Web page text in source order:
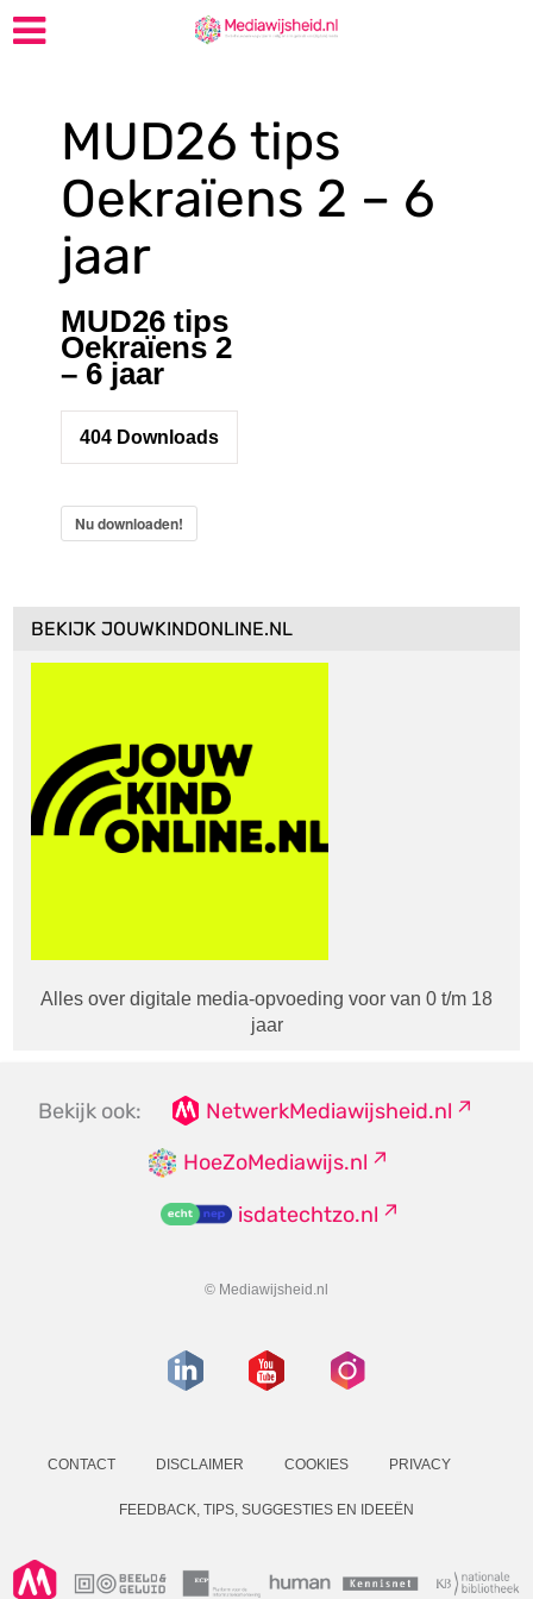
MUD26 tips
Oekraïens 2 – 6
jaar
MUD26 tips
Oekraïens 2
– 6 jaar
404 Downloads
Nu downloaden!
BEKIJK JOUWKINDONLINE.NL
Alles over digitale media-opvoeding voor van 0 t/m 18
jaar
Bekijk ook:
NetwerkMediawijsheid.nl
HoeZoMediawijs.nl
isdatechtzo.nl
© Mediawijsheid.nl
CONTACT DISCLAIMER COOKIES PRIVACY
FEEDBACK, TIPS, SUGGESTIES EN IDEEËN